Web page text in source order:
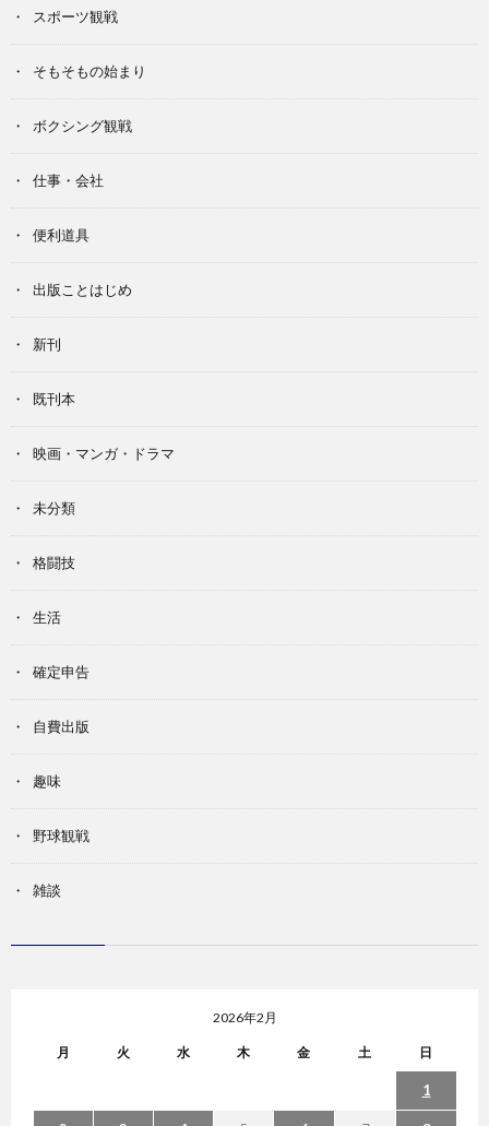
スポーツ観戦
そもそもの始まり
ボクシング観戦
仕事・会社
便利道具
出版ことはじめ
新刊
既刊本
映画・マンガ・ドラマ
未分類
格闘技
生活
確定申告
自費出版
趣味
野球観戦
雑談
2026年2月
月 火 水 木 金 土 日
1